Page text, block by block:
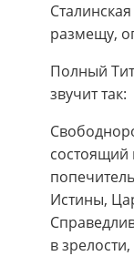
размещу,
Полный
звучит так:
состоящий
Истины,
в